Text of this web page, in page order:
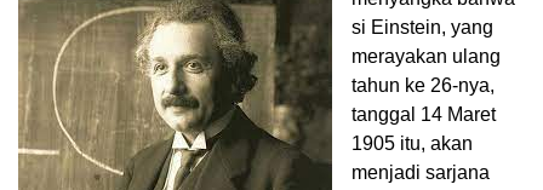
si Einstein, yang
merayakan ulang
tahun ke 26-nya,
tanggal 14 Maret
1905 itu, akan
menjadi sarjana